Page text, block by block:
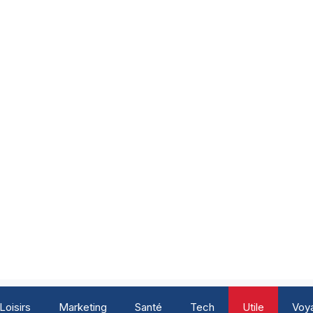
Loisirs Marketing Santé Tech Utile